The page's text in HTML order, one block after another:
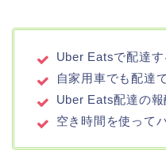
Uber Eatsで配達
自家用車でも配達
Uber Eats配達の報
空き時間を使って